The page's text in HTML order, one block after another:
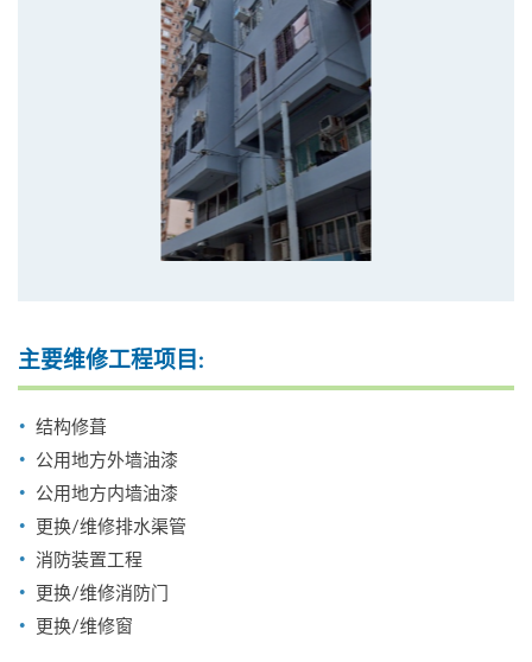
主要维修工程项目:
结构修葺
公用地方外墙油漆
公用地方内墙油漆
更换/维修排水渠管
消防装置工程
更换/维修消防门
更换/维修窗